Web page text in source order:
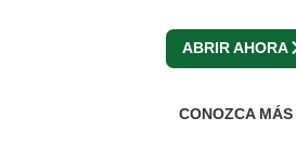
ABRIR AHORA
CONOZCA MÁS